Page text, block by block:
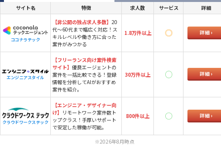
サイト名 特徴 求人数 サービス 詳細
ココナラテック
【非公開の独占求人多数】 20
代～60代まで幅広く対応！ス
キルレベルや働き方に合った
案件がみつかる
1.8万件以上 詳細
エンジニアスタイル
【フリーランス向け案件検索
サイト】 優良エージェントの
案件を一括比較できる！登録
情報を分析してAIがおすすめ
案件を紹介。
30万件以上 詳細
クラウドワークステック
【エンジニア・デザイナー向
け】 リモートワーク案件数ト
ップクラス！手厚いサポート
で安定した稼働が可能。
800件以上 詳細
※2026年8月時点